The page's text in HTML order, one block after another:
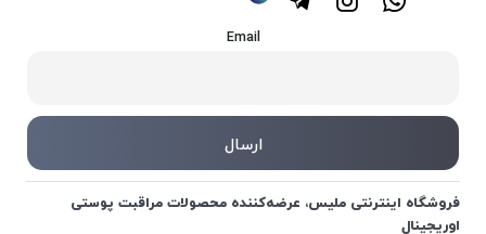
Email
فروشگاه اینترنتی ملیس، عرضه‌کننده محصولات مراقبت پوستی
اوریجینال